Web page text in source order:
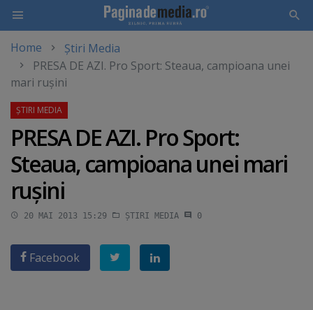
main
content
Home
Știri Media
PRESA DE AZI. Pro Sport: Steaua, campioana unei
mari ruşini
PRESA DE AZI. Pro Sport:
Steaua, campioana unei mari
ruşini
20 MAI 2013 15:29 ȘTIRI MEDIA 0
Facebook